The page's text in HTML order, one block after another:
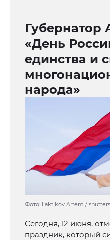
Губернатор
«День
единства и
народа»
Фото: Laktikov Artem /
Сегодня, 12 июня,
праздник, который